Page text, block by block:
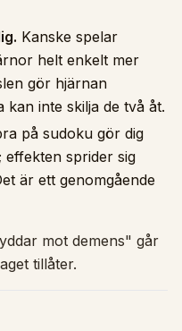
Kanske spelar
helt enkelt mer
gör hjärnan
kan inte skilja de två åt.
på sudoku gör dig
sprider sig
är ett genomgående
mot demens" går
tillåter.